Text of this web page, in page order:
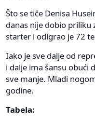
Što se tiče Denisa
danas nije dobio priliku
starter i odigrao je 72
Iako je sve dalje od
i dalje ima šansu obući
sve manje. Mladi
godine.
Tabela: